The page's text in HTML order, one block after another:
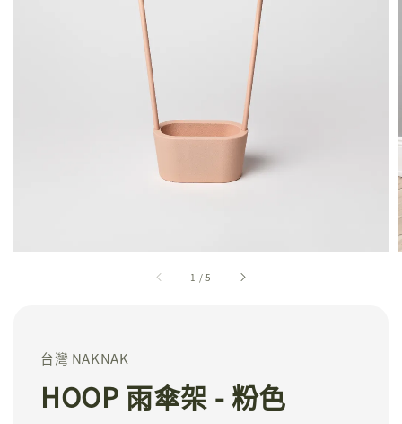
1 /5
台灣 NAKNAK
HOOP 雨傘架 - 粉色